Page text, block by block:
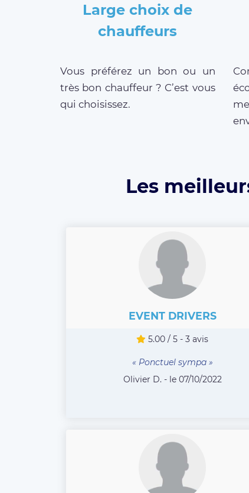
Large choix de
chauffeurs
Vous préférez un bon ou un
très bon chauffeur ? C’est vous
qui choisissez.
Les
EVENT DRIVERS
5.00 / 5 - 3 avis
« Ponctuel sympa »
Olivier D. - le 07/10/2022